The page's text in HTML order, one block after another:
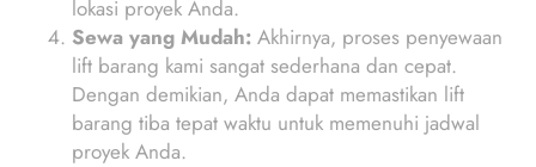
lokasi proyek Anda.
Sewa yang Mudah: Akhirnya, proses penyewaan
lift barang kami sangat sederhana dan cepat.
Dengan demikian, Anda dapat memastikan lift
barang tiba tepat waktu untuk memenuhi jadwal
proyek Anda.